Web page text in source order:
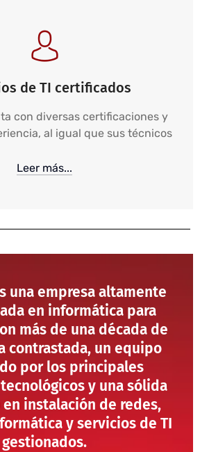
de TI certificados
con diversas certificaciones y
al igual que sus técnicos
Leer más...
una empresa altamente
en informática para
más de una década de
contrastada, un equipo
por los principales
y una sólida
instalación de redes,
y servicios de TI
gestionados.